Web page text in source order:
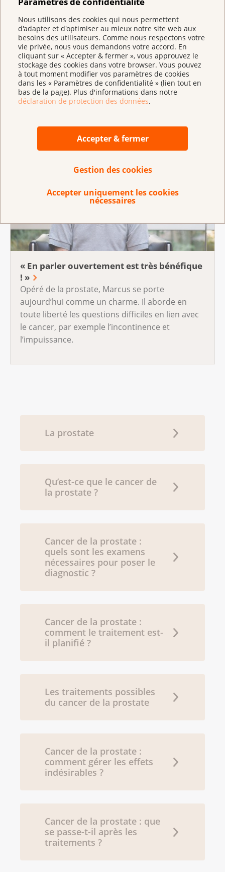
Nous utilisons des cookies qui nous permettent
d'adapter et d'optimiser au mieux notre site web aux
besoins des utilisateurs. Comme nous respectons votre
vie privée, nous vous demandons votre accord. En
cliquant sur « Accepter & fermer », vous approuvez le
stockage des cookies dans votre browser. Vous pouvez
à tout moment modifier vos paramètres de cookies
dans les « Paramètres de confidentialité » (lien tout en
bas de la page). Plus d'informations dans notre
déclaration de protection des données.
Accepter & fermer
Gestion des cookies
Accepter uniquement les cookies
nécessaires
Dépistage
Détecté à temps, il peut même souvent être
convient.
« En parler ouvertement est très bénéfique
! »
Opéré de la prostate, Marcus se porte
aujourd’hui comme un charme. Il aborde en
toute liberté les questions difficiles en lien avec
le cancer, par exemple l’incontinence et
l’impuissance.
La prostate
Qu’est-ce que le cancer de
la prostate ?
Cancer de la prostate :
quels sont les examens
nécessaires pour poser le
diagnostic ?
Cancer de la prostate :
comment le traitement est-
il planifié ?
Les traitements possibles
du cancer de la prostate
Cancer de la prostate :
comment gérer les effets
indésirables ?
Cancer de la prostate : que
se passe-t-il après les
traitements ?